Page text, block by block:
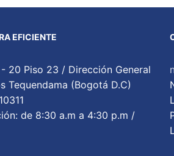
EFICIENTE
20 Piso 23 / Dirección General
Tequendama (Bogotá D.C)
de 8:30 a.m a 4:30 p.m /